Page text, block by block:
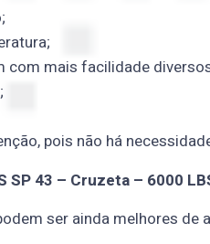
;
;
com mais facilidade
;
pois não há
SP 43 – Cruzeta – 6000
ser ainda melhores